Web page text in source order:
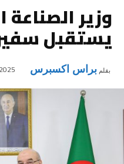
وزير الصناعة
يستقبل سفير
بقلم براس اكسبرس